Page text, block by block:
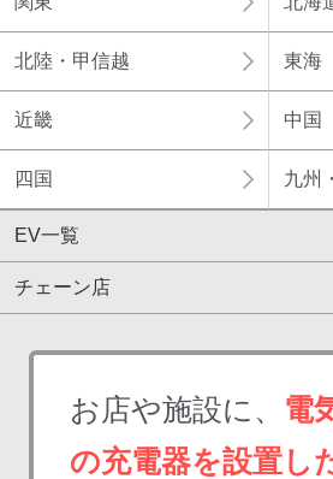
トヨタディーラーを表
示
充電器の出力
すべて 中速-20kW-以上 急
北陸・甲信越 東海
近畿 中国
四国 九州
EV一覧
チェーン店
お店や施設に、 電
の充電器を設置し